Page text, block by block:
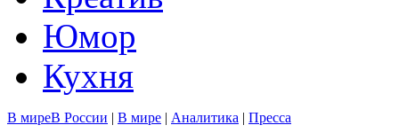
Юмор
Кухня
В миреВ России | В мире | Аналитика | Пресса